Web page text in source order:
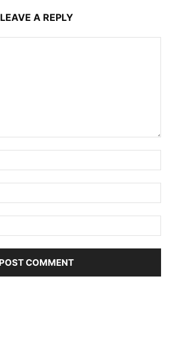
LEAVE A REPLY